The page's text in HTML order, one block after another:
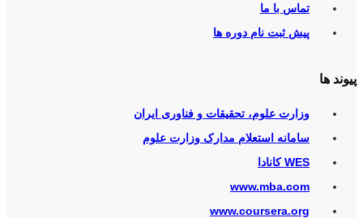
تماس با ما
پیش ثبت نام دوره ها
پیوند ها
وزارت علوم، تحقیقات و فناوری ایران
سامانه استعلام مدارک وزارت علوم
WES کانادا
www.mba.com
www.coursera.org